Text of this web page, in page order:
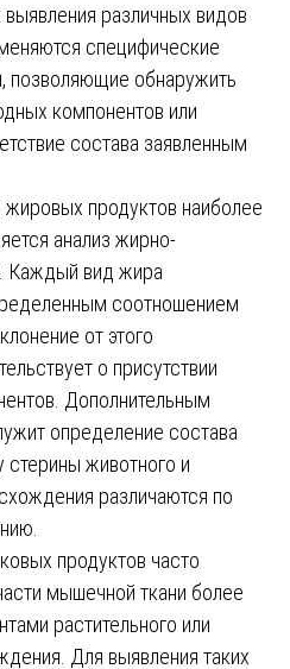
различных видов
специфические
позволяющие обнаружить
компонентов или
состава заявленным
продуктов наиболее
анализ жирно-
Каждый вид жира
соотношением
от этого
о присутствии
Дополнительным
определение состава
стерины животного и
различаются по
продуктов часто
мышечной ткани более
растительного или
Для выявления таких